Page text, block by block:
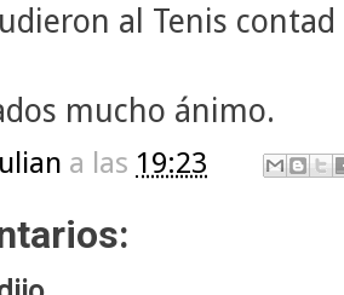
al Tenis
mucho ánimo.
a las 19:23